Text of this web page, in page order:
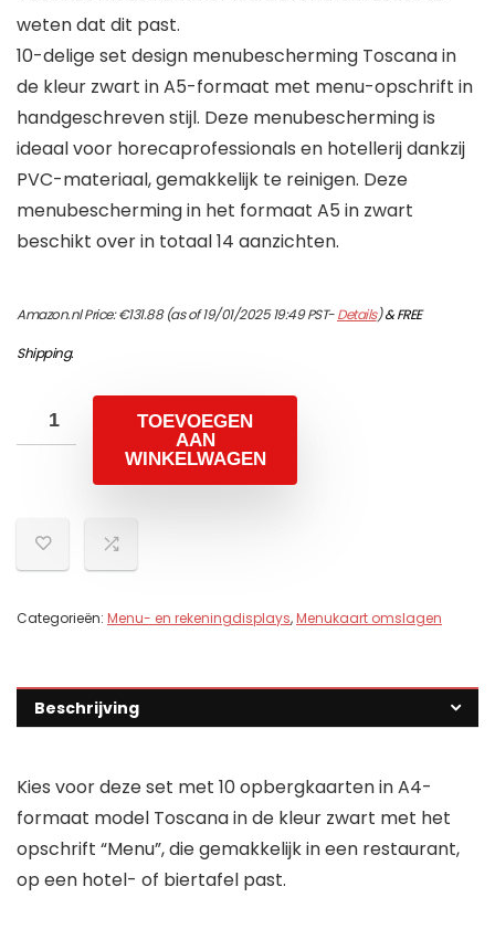
weten dat dit past.
10-delige set design menubescherming Toscana in
de kleur zwart in A5-formaat met menu-opschrift in
handgeschreven stijl. Deze menubescherming is
ideaal voor horecaprofessionals en hotellerij dankzij
PVC-materiaal, gemakkelijk te reinigen. Deze
menubescherming in het formaat A5 in zwart
beschikt over in totaal 14 aanzichten.
Amazon.nl Price:€131.88(as of 19/01/2025 19:49 PST-Details)&FREE
Shipping.
TOEVOEGEN
AAN
WINKELWAGEN
Categorieën: Menu- en rekeningdisplays,Menukaart omslagen
Beschrijving
Kies voor deze set met 10 opbergkaarten in A4-
formaat model Toscana in de kleur zwart met het
opschrift “Menu”, die gemakkelijk in een restaurant,
op een hotel- of biertafel past.